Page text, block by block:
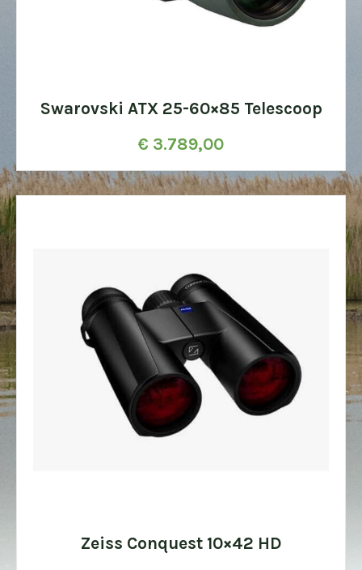
Swarovski ATX 25-60×85 Telescoop
€ 3.789,00
Zeiss Conquest 10×42 HD